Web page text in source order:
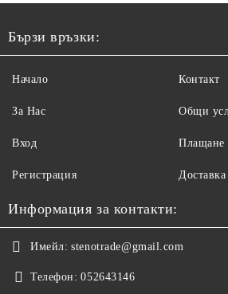
Бързи връзки:
Начало
За Нас
Вход
Регистрация
Контакт
Общи
Плащане
Доставка
Информация за контакти:
Имейл: stenotrade@gmail.com
Телефон: 052643146